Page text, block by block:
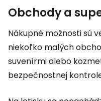
Obchody a
Nákupné možnosti sú
niekoľko malých
suvenírmi alebo
bezpečnostnej